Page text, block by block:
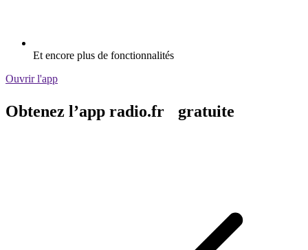
Et encore plus de fonctionnalités
Ouvrir l'app
Obtenez l’app radio.fr gratuite